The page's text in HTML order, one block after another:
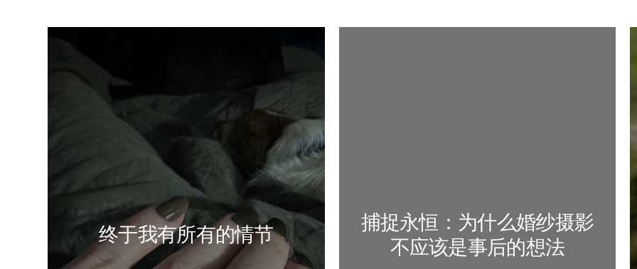
终于我有所有的情节
捕捉永恒：为什么婚纱摄影
不应该是事后的想法